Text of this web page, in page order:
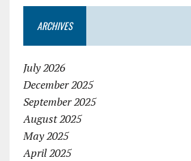
ARCHIVES
July 2026
December 2025
September 2025
August 2025
May 2025
April 2025